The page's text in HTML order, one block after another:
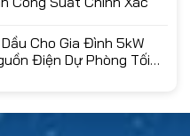
Cho Gia Đình 5kW
Điện Dự Phòng Tối